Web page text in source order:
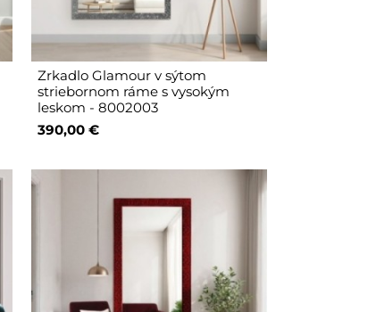
Zrkadlo Glamour v sýtom
striebornom ráme s vysokým
leskom - 8002003
390,00 €